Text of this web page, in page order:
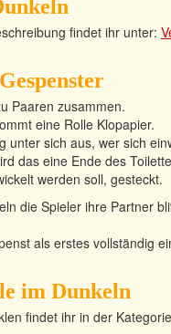
findet ihr unter:
Paaren zusammen.
eine Rolle Klopapier.
unter sich aus, wer sich
das eine Ende des
werden soll, gesteckt.
die Spieler ihre Partner
als erstes vollständig
im Dunkeln
findet ihr in der